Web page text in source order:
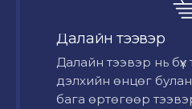
Далайн тээвэр
Далайн тээвэр нь
дэлхийн өнцөг булан
бага өртөгөөр